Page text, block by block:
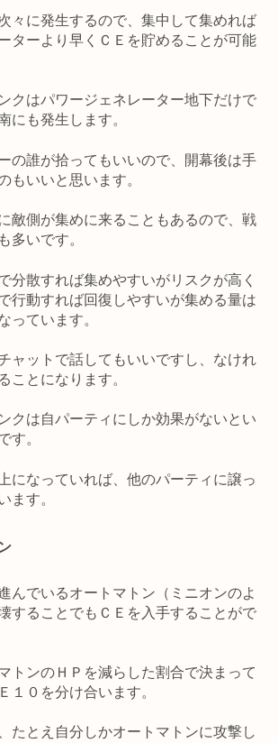
々に発生するので、集中して集めれば
ターより早くＣＥを貯めることが可能
クはパワージェネレーター地下だけで
にも発生します。
の誰が拾ってもいいので、開幕後は手
もいいと思います。
敵側が集めに来ることもあるので、戦
多いです。
分散すれば集めやすいがリスクが高く
行動すれば回復しやすいが集める量は
っています。
ャットで話してもいいですし、なけれ
ことになります。
クは自パーティにしか効果がないとい
す。
になっていれば、他のパーティに譲っ
ます。
んでいるオートマトン（ミニオンのよ
することでもＣＥを入手することがで
トンのＨＰを減らした割合で決まって
１０を分け合います。
たとえ自分しかオートマトンに攻撃し